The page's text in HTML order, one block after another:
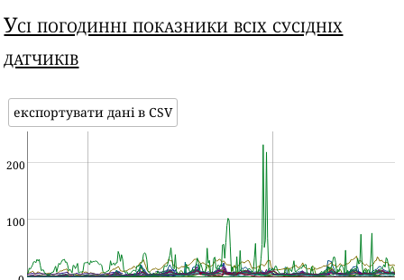
Усі погодинні показники всіх сусідніх
датчиків
експортувати дані в CSV
100
200